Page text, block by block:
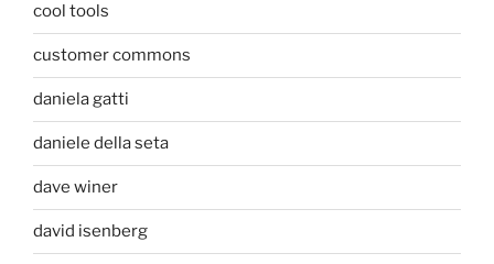
cool tools
customer commons
daniela gatti
daniele della seta
dave winer
david isenberg